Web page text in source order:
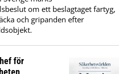
om ett beslagtaget fartyg,
och gripanden efter
för